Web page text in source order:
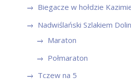
Biegacze w hołdzie
Nadwiślański Szlakiem
Maraton
Połmaraton
Tczew na 5